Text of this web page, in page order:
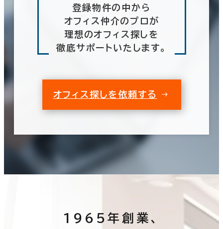
登録物件の中から
オフィス仲介のプロが
理想のオフィス探しを
徹底サポートいたします。
オフィス探しを依頼する
1965年創業、